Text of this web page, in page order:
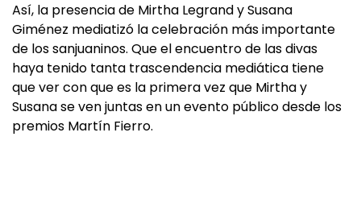
Así, la presencia de Mirtha Legrand y Susana
Giménez mediatizó la celebración más importante
de los sanjuaninos. Que el encuentro de las divas
haya tenido tanta trascendencia mediática tiene
que ver con que es la primera vez que Mirtha y
Susana se ven juntas en un evento público desde los
premios Martín Fierro.